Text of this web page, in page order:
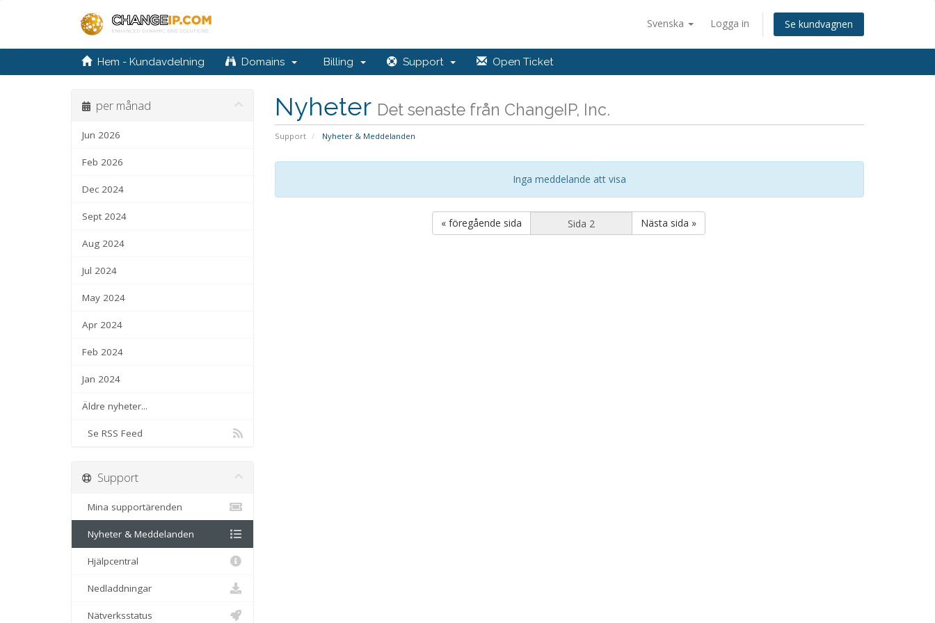
Svenska Logga in Se kundvagnen
Hem - Kundavdelning Domains Billing Support Open Ticket
Nyheter Det senaste från ChangeIP, Inc.
Support Nyheter & Meddelanden
per månad
Jun 2026
Feb 2026
Dec 2024
Sept 2024
Aug 2024
Jul 2024
May 2024
Apr 2024
Feb 2024
Jan 2024
Äldre nyheter...
Se RSS Feed
Inga meddelande att visa
« föregående sida Nästa sida »
Support
Mina supportärenden
Nyheter & Meddelanden
Hjälpcentral
Nedladdningar
Nätverksstatus